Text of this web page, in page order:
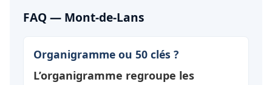
FAQ — Mont-de-Lans
Organigramme ou 50 clés ?
L’organigramme regroupe les